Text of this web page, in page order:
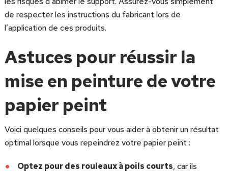
de respecter les instructions du fabricant lors de
l’application de ces produits.
Astuces pour réussir la
mise en peinture de votre
papier peint
Voici quelques conseils pour vous aider à obtenir un résultat
optimal lorsque vous repeindrez votre papier peint :
Optez pour des rouleaux à poils courts, car ils